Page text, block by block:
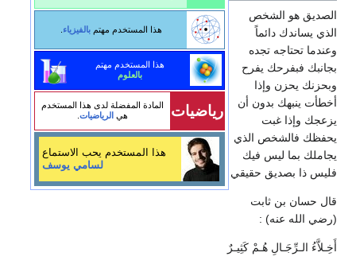
هذا المستخدم مهتم بالفيزياء.
هذا المستخدم مهتم
بالعلوم
رياضيات
المادة المفضلة لدى هذا المستخدم
الرياضيات.
هذا المستخدم يحب الاستماع
لسامي يوسف
هو الشخص
يساندك دائماً
تحتاجه تجده
فبفرحك يفرح
يحزن وإذا
ينبهك بدون أن
وإذا غبت
فالشخص الذي
بما ليس فيك
ذا بصديق حقيقي
حسان بن ثابت
الله عنه) :
الـرِّجَـالِ هُـمْ كَثِيـرٌ